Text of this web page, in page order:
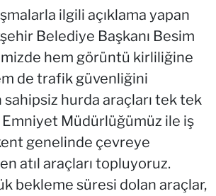
ilgili açıklama yapan
Belediye Başkanı Besim
hem görüntü kirliliğine
de trafik güvenliğini
hurda araçları tek tek
Emniyet Müdürlüğümüz ile iş
genelinde çevreye
atıl araçları topluyoruz.
bekleme süresi dolan araçlar,